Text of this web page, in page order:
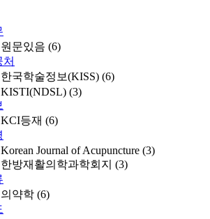
원문있음 (6)
처
한국학술정보(KISS) (6)
KISTI(NDSL) (3)
KCI등재 (6)
Korean Journal of Acupuncture (3)
한방재활의학과학회지 (3)
의약학 (6)